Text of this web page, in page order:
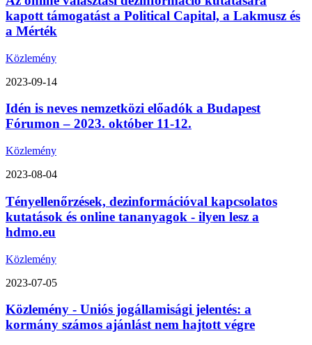
kapott támogatást a Political Capital, a Lakmusz és
a Mérték
Közlemény
2023-09-14
Idén is neves nemzetközi előadók a Budapest
Fórumon – 2023. október 11-12.
Közlemény
2023-08-04
Tényellenőrzések, dezinformációval kapcsolatos
kutatások és online tananyagok - ilyen lesz a
hdmo.eu
Közlemény
2023-07-05
Közlemény - Uniós jogállamisági jelentés: a
kormány számos ajánlást nem hajtott végre